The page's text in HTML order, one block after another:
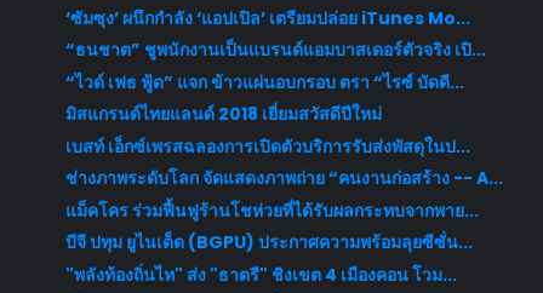
‘ซัมซุง’ ผนึกกำลัง ‘แอปเปิล’ เตรียมปล่อย iTunes Mo...
“ธนชาต” ชูพนักงานเป็นแบรนด์แอมบาสเดอร์ตัวจริง เปิ...
“ไวด์ เฟธ ฟู้ด” แจก ข้าวแผ่นอบกรอบ ตรา “ไรซ์ บัดดี...
มิสแกรนด์ไทยแลนด์ 2018 เยี่ยมสวัสดีปีใหม่
เบสท์ เอ็กซ์เพรสฉลองการเปิดตัวบริการรับส่งพัสดุในป...
ช่างภาพระดับโลก จัดแสดงภาพถ่าย “คนงานก่อสร้าง -- A...
แม็คโคร ร่วมฟื้นฟูร้านโชห่วยที่ได้รับผลกระทบจากพาย...
บีจี ปทุม ยูไนเต็ด (BGPU) ประกาศความพร้อมลุยซีซั่น...
"พลังท้องถิ่นไท" ส่ง "ธาตรี" ชิงเขต 4 เมืองคอน โวม...